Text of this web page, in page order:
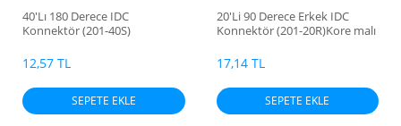
40'Lı 180 Derece IDC
Konnektör (201-40S)
12,57 TL
SEPETE EKLE
20'Li 90 Derece Erkek IDC
Konnektör (201-20R)Kore malı
17,14 TL
SEPETE EKLE